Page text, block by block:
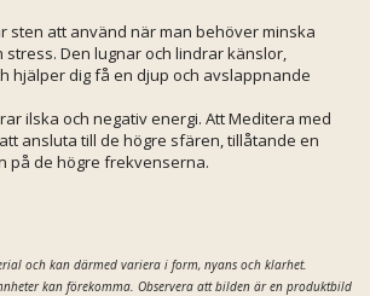
sten att använd när man behöver minska
Den lugnar och lindrar känslor,
hjälper dig få en djup och avslappnande
ilska och negativ energi. Att Meditera med
ansluta till de högre sfären, tillåtande en
på de högre frekvenserna.
och kan därmed variera i form, nyans och klarhet.
kan förekomma. Observera att bilden är en produktbild